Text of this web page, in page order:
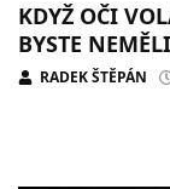
KDYŽ OČI
BYSTE
RADEK ŠTĚPÁN